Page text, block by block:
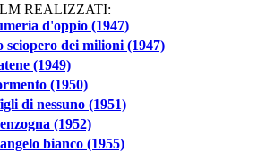
REALIZZATI:
d'oppio (1947)
sciopero dei milioni (1947)
(1949)
(1950)
di nessuno (1951)
(1952)
bianco (1955)